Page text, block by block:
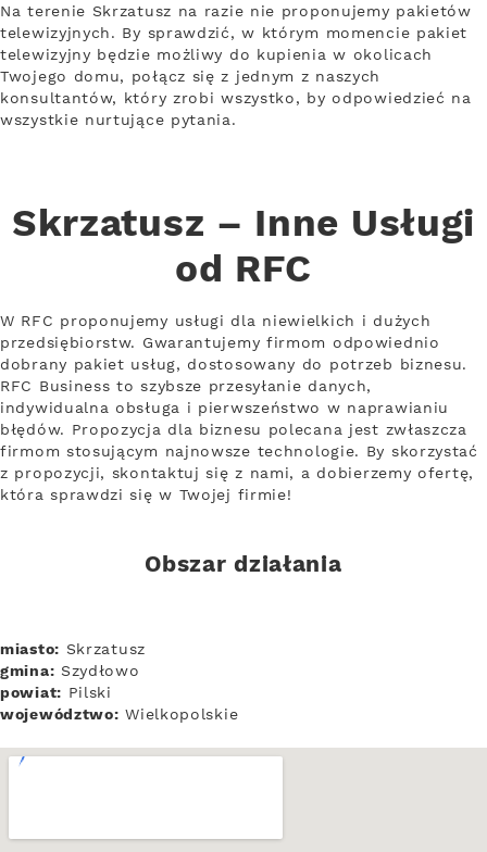
Na terenie Skrzatusz na razie nie proponujemy pakietów
telewizyjnych. By sprawdzić, w którym momencie pakiet
telewizyjny będzie możliwy do kupienia w okolicach
Twojego domu, połącz się z jednym z naszych
konsultantów, który zrobi wszystko, by odpowiedzieć na
wszystkie nurtujące pytania.
Skrzatusz – Inne Usługi
od RFC
W RFC proponujemy usługi dla niewielkich i dużych
przedsiębiorstw. Gwarantujemy firmom odpowiednio
dobrany pakiet usług, dostosowany do potrzeb biznesu.
RFC Business to szybsze przesyłanie danych,
indywidualna obsługa i pierwszeństwo w naprawianiu
błędów. Propozycja dla biznesu polecana jest zwłaszcza
firmom stosującym najnowsze technologie. By skorzystać
z propozycji, skontaktuj się z nami, a dobierzemy ofertę,
która sprawdzi się w Twojej firmie!
Obszar działania
miasto: Skrzatusz
gmina: Szydłowo
powiat: Pilski
województwo: Wielkopolskie